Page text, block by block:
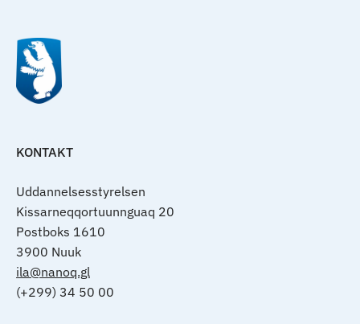
KONTAKT
Uddannelsesstyrelsen
Kissarneqqortuunnguaq 20
Postboks 1610
3900 Nuuk
ila@nanoq.gl
(+299) 34 50 00